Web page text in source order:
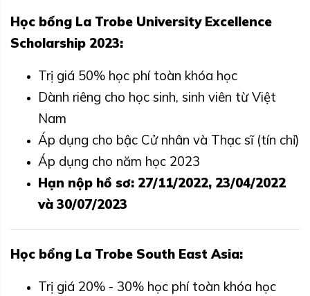
Học bổng La Trobe University Excellence
Scholarship 2023:
Trị giá 50% học phí toàn khóa học
Dành riêng cho học sinh, sinh viên từ Việt
Nam
Áp dụng cho bậc Cử nhân và Thạc sĩ (tín chỉ)
Áp dụng cho năm học 2023
Hạn nộp hồ sơ: 27/11/2022, 23/04/2022
và 30/07/2023
Học bổng La Trobe South East Asia:
Trị giá 20% - 30% học phí toàn khóa học